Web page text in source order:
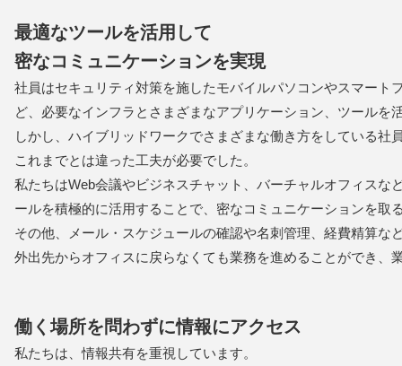
最適なツールを活用して
密なコミュニケーションを実現
社員はセキュリティ対策を施したモバイルパソコンやスマート
ど、必要なインフラとさまざまなアプリケーション、ツールを
しかし、ハイブリッドワークでさまざまな働き方をしている社
これまでとは違った工夫が必要でした。
私たちはWeb会議やビジネスチャット、バーチャルオフィスな
ールを積極的に活用することで、密なコミュニケーションを取
その他、メール・スケジュールの確認や名刺管理、経費精算な
外出先からオフィスに戻らなくても業務を進めることができ、
働く場所を問わずに情報にアクセス
私たちは、情報共有を重視しています。